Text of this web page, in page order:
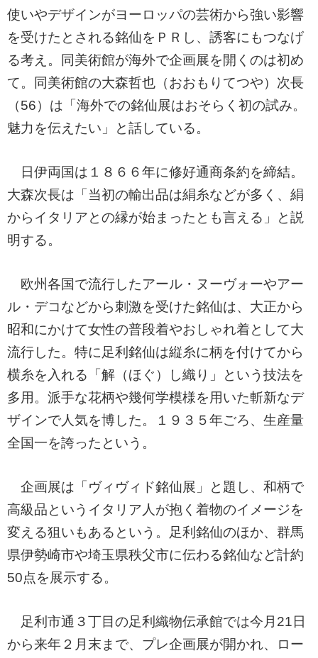
使いやデザインがヨーロッパの芸術から強い影響
を受けたとされる銘仙をＰＲし、誘客にもつなげ
る考え。同美術館が海外で企画展を開くのは初め
て。同美術館の大森哲也（おおもりてつや）次長
（56）は「海外での銘仙展はおそらく初の試み。
魅力を伝えたい」と話している。
日伊両国は１８６６年に修好通商条約を締結。
大森次長は「当初の輸出品は絹糸などが多く、絹
からイタリアとの縁が始まったとも言える」と説
明する。
欧州各国で流行したアール・ヌーヴォーやアー
ル・デコなどから刺激を受けた銘仙は、大正から
昭和にかけて女性の普段着やおしゃれ着として大
流行した。特に足利銘仙は縦糸に柄を付けてから
横糸を入れる「解（ほぐ）し織り」という技法を
多用。派手な花柄や幾何学模様を用いた斬新なデ
ザインで人気を博した。１９３５年ごろ、生産量
全国一を誇ったという。
企画展は「ヴィヴィド銘仙展」と題し、和柄で
高級品というイタリア人が抱く着物のイメージを
変える狙いもあるという。足利銘仙のほか、群馬
県伊勢崎市や埼玉県秩父市に伝わる銘仙など計約
50点を展示する。
足利市通３丁目の足利織物伝承館では今月21日
から来年２月末まで、プレ企画展が開かれ、ロー